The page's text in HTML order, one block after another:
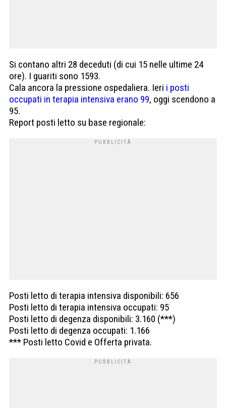
Si contano altri 28 deceduti (di cui 15 nelle ultime 24
ore). I guariti sono 1593.
Cala ancora la pressione ospedaliera. Ieri i posti
occupati in terapia intensiva erano 99, oggi scendono a
95.
Report posti letto su base regionale:
Posti letto di terapia intensiva disponibili: 656
Posti letto di terapia intensiva occupati: 95
Posti letto di degenza disponibili: 3.160 (***)
Posti letto di degenza occupati: 1.166
*** Posti letto Covid e Offerta privata.